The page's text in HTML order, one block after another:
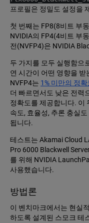
프로필은 정밀도 설정을
첫 번째는 FP8(8비트 부
NVIDIA의 FP4(4비트 부
전(NVFP4)은 NVIDIA
두 가지를 모두 실행함으
연 시간이 어떤 영향을
NVFP4는 1% 미만의 정확
더 빠르면서도 낮은 전력
정확도를 제공합니다. 이
속도, 효율성, 추론 충실
됩니다.
테스트는 Akamai Cloud
Pro 6000 Blackwell
를 위해 NVIDIA
사용했습니다.
방법론
이 벤치마크에서는 현실
하도록 설계된 스모크 테